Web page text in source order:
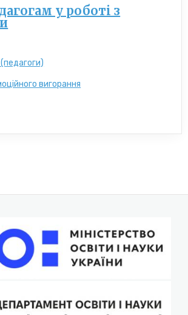
у роботі з
вигорання